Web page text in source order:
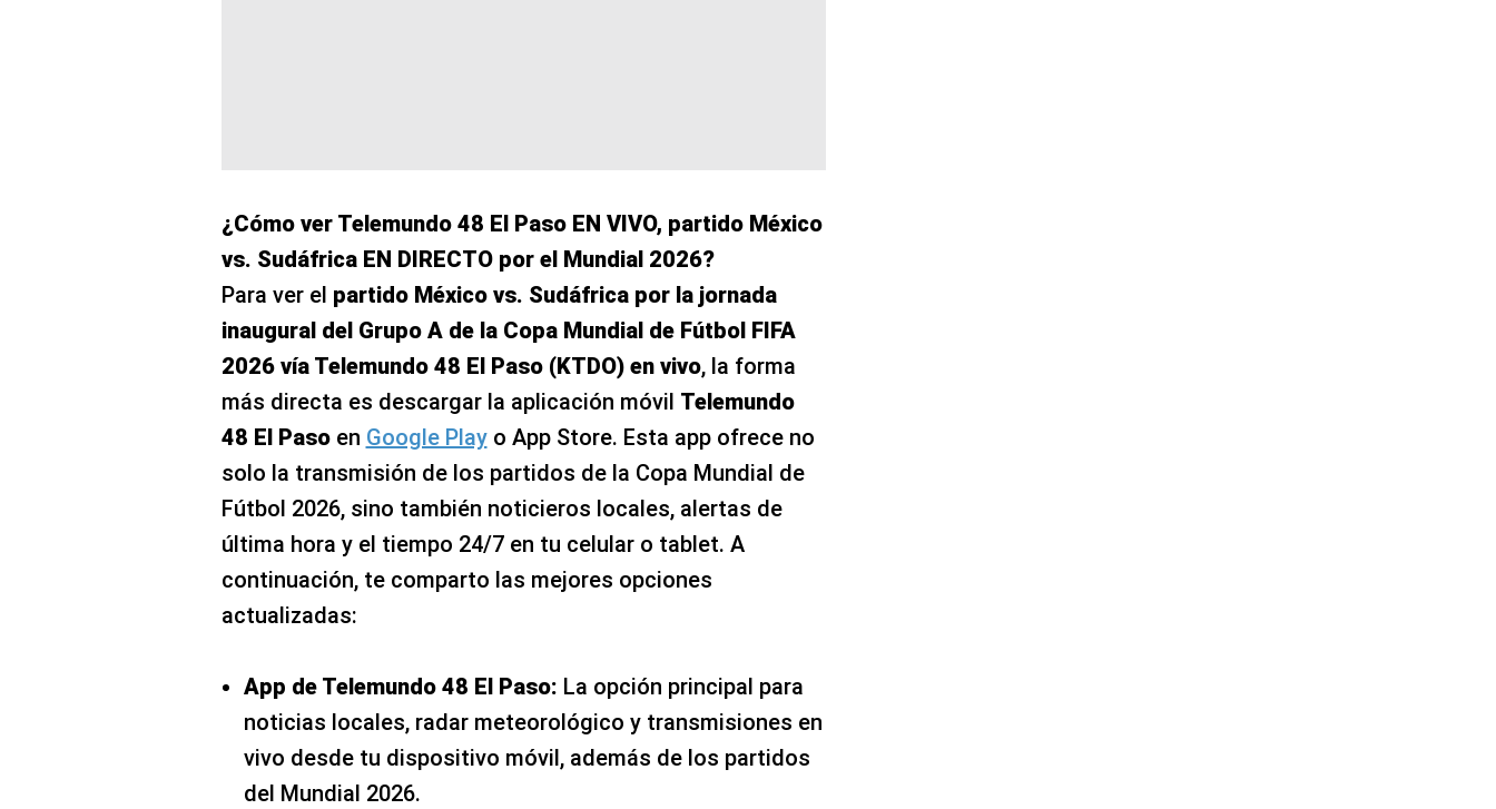
¿Cómo ver Telemundo 48 El Paso EN VIVO, partido México
vs. Sudáfrica EN DIRECTO por el Mundial 2026?
Para ver el partido México vs. Sudáfrica por la jornada
inaugural del Grupo A de la Copa Mundial de Fútbol FIFA
2026 vía Telemundo 48 El Paso (KTDO) en vivo, la forma
más directa es descargar la aplicación móvil Telemundo
48 El Pasoen Google Playo App Store. Esta app ofrece no
solo la transmisión de los partidos de la Copa Mundial de
Fútbol 2026, sino también noticieros locales, alertas de
última hora y el tiempo 24/7 en tu celular o tablet. A
continuación, te comparto las mejores opciones
actualizadas:
App de Telemundo 48 El Paso: La opción principal para
noticias locales, radar meteorológico y transmisiones en
vivo desde tu dispositivo móvil, además de los partidos
del Mundial 2026.